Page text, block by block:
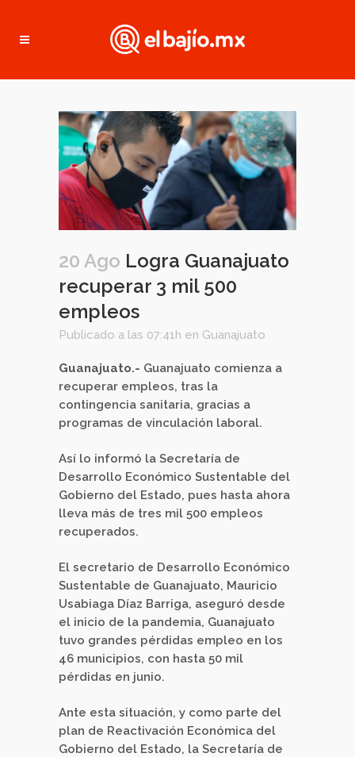
20 Ago Logra Guanajuato
recuperar 3 mil 500
empleos
Publicado a las 07:41h en Guanajuato
Guanajuato.- Guanajuato comienza a
recuperar empleos, tras la
contingencia sanitaria, gracias a
programas de vinculación laboral.
Así lo informó la Secretaría de
Desarrollo Económico Sustentable del
Gobierno del Estado, pues hasta ahora
lleva más de tres mil 500 empleos
recuperados.
El secretario de Desarrollo Económico
Sustentable de Guanajuato, Mauricio
Usabiaga Díaz Barriga, aseguró desde
el inicio de la pandemia, Guanajuato
tuvo grandes pérdidas empleo en los
46 municipios, con hasta 50 mil
pérdidas en junio.
Ante esta situación, y como parte del
plan de Reactivación Económica del
Gobierno del Estado, la Secretaría de